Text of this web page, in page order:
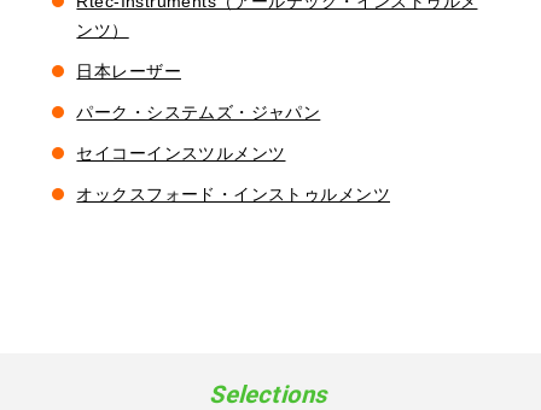
ンツ）
日本レーザー
パーク・システムズ・ジャパン
セイコーインスツルメンツ
オックスフォード・インストゥルメンツ